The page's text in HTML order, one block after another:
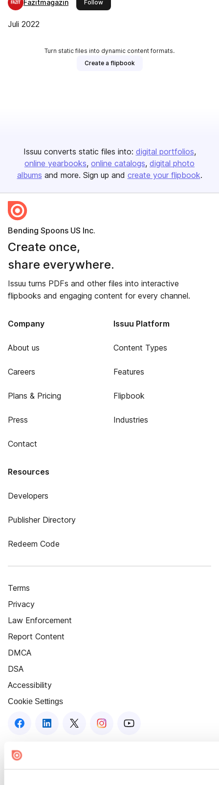
Fazitmagazin Followthis publisher
Juli 2022
Turn static files into dynamic content formats.
Create a flipbook
Issuu converts static files into: digital portfolios
online yearbooks online catalogs digital photo
albums and more. Sign up and create your flipbook.
Bending Spoons US Inc.
Create once,
share everywhere.
Issuu turns PDFs and other files into interactive
flipbooks and engaging content for every channel.
Company
About us
Careers
Plans & Pricing
Press
Contact
Issuu Platform
Content Types
Features
Flipbook
Industries
Resources
Developers
Publisher Directory
Redeem Code
Terms
Privacy
Law Enforcement
Report Content
DMCA
DSA
Accessibility
Cookie Settings